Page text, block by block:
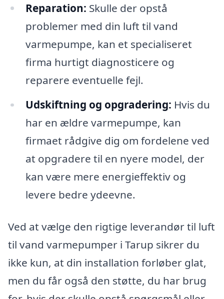
Reparation: Skulle der opstå
problemer med din luft til vand
varmepumpe, kan et specialiseret
firma hurtigt diagnosticere og
reparere eventuelle fejl.
Udskiftning og opgradering: Hvis du
har en ældre varmepumpe, kan
firmaet rådgive dig om fordelene ved
at opgradere til en nyere model, der
kan være mere energieffektiv og
levere bedre ydeevne.
Ved at vælge den rigtige leverandør til luft
til vand varmepumper i Tarup sikrer du
ikke kun, at din installation forløber glat,
men du får også den støtte, du har brug